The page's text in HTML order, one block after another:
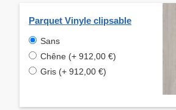
Parquet Vinyle clipsable
Sans
Chêne (+ 912,00 €)
Gris (+ 912,00 €)